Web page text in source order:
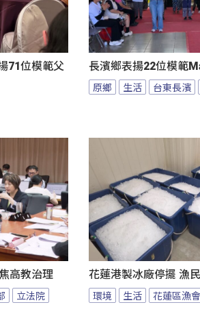
71位模範父
長濱鄉表揚22位模範
原鄉 生活 台東長濱
高教治理
立法院
花蓮港製冰廠停擺 漁
環境 生活 花蓮區漁會